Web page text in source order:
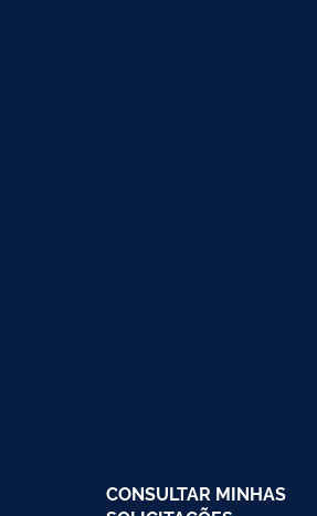
CONSULTAR MINHAS